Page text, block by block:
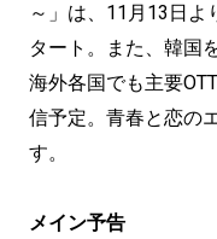
～」は、11月13日よ
タート。また、韓国
海外各国でも主要
信予定。青春と恋の
す。
メイン予告